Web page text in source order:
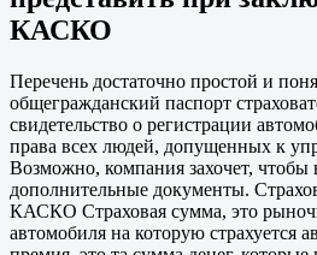
КАСКО
Перечень достаточно простой и
общегражданский паспорт
свидетельство о регистрации
права всех людей, допущенных к
Возможно, компания захочет, чтобы
дополнительные документы.
КАСКО Страховая сумма, это
автомобиля на которую страхуется